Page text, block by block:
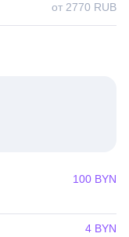
от 2770 RUB
100 BYN
4 BYN